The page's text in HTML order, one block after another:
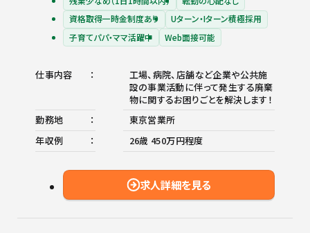
資格取得一時金制度あり
Uターン・Iターン積極採用
子育てパパ・ママ活躍中
Web面接可能
仕事内容
工場、病院、店舗など企業や公共施
設の事業活動に伴って発生する廃棄
物に関するお困りごとを解決します！
勤務地
東京営業所
年収例
26歳 450万円程度
求人詳細を見る